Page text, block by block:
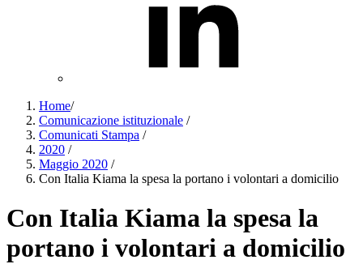
Home/
Comunicazione istituzionale /
Comunicati Stampa /
2020 /
Maggio 2020 /
Con Italia Kiama la spesa la portano i volontari a domicilio
Con Italia Kiama la spesa la
portano i volontari a domicilio